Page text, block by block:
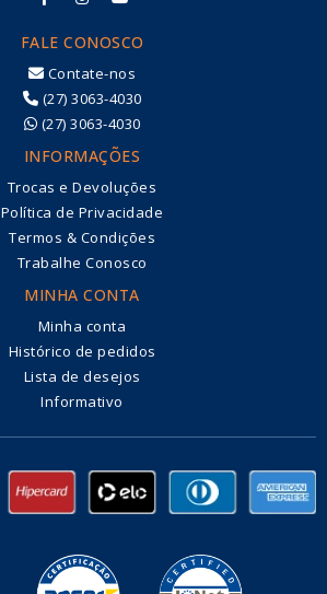
FALE CONOSCO
Contate-nos
(27) 3063-4030
(27) 3063-4030
INFORMAÇÕES
Trocas e Devoluções
Política de Privacidade
Termos & Condições
Trabalhe Conosco
MINHA CONTA
Minha conta
Histórico de pedidos
Lista de desejos
Informativo